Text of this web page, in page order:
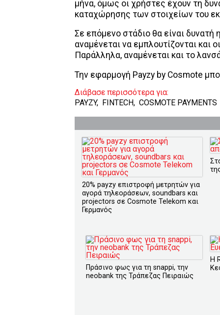
μήνα, όμως οι χρήστες έχουν τη
καταχώρησης των στοιχείων του
Σε επόμενο στάδιο θα είναι
αναμένεται να εμπλουτίζονται και
Παράλληλα, αναμένεται και το
Την εφαρμογή Payzy by Cosmote
Διάβασε περισσότερα για:
PAYZY, FINTECH, COSMOTE PAYMENTS
20% payzy επιστροφή μετρητών για
αγορά τηλεοράσεων, soundbars και
projectors σε Cosmote Telekom και
Γερμανός
Πράσινο φως για τη snappi, την
neobank της Τράπεζας Πειραιώς
H